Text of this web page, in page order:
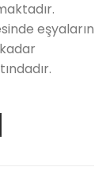
eşyaların